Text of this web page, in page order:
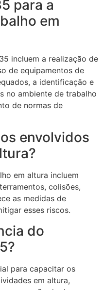
para a
em
incluem a realização de
de equipamentos de
a identificação e
no ambiente de trabalho
de normas de
envolvidos
em altura incluem
colisões,
as medidas de
esses riscos.
do
para capacitar os
em altura,